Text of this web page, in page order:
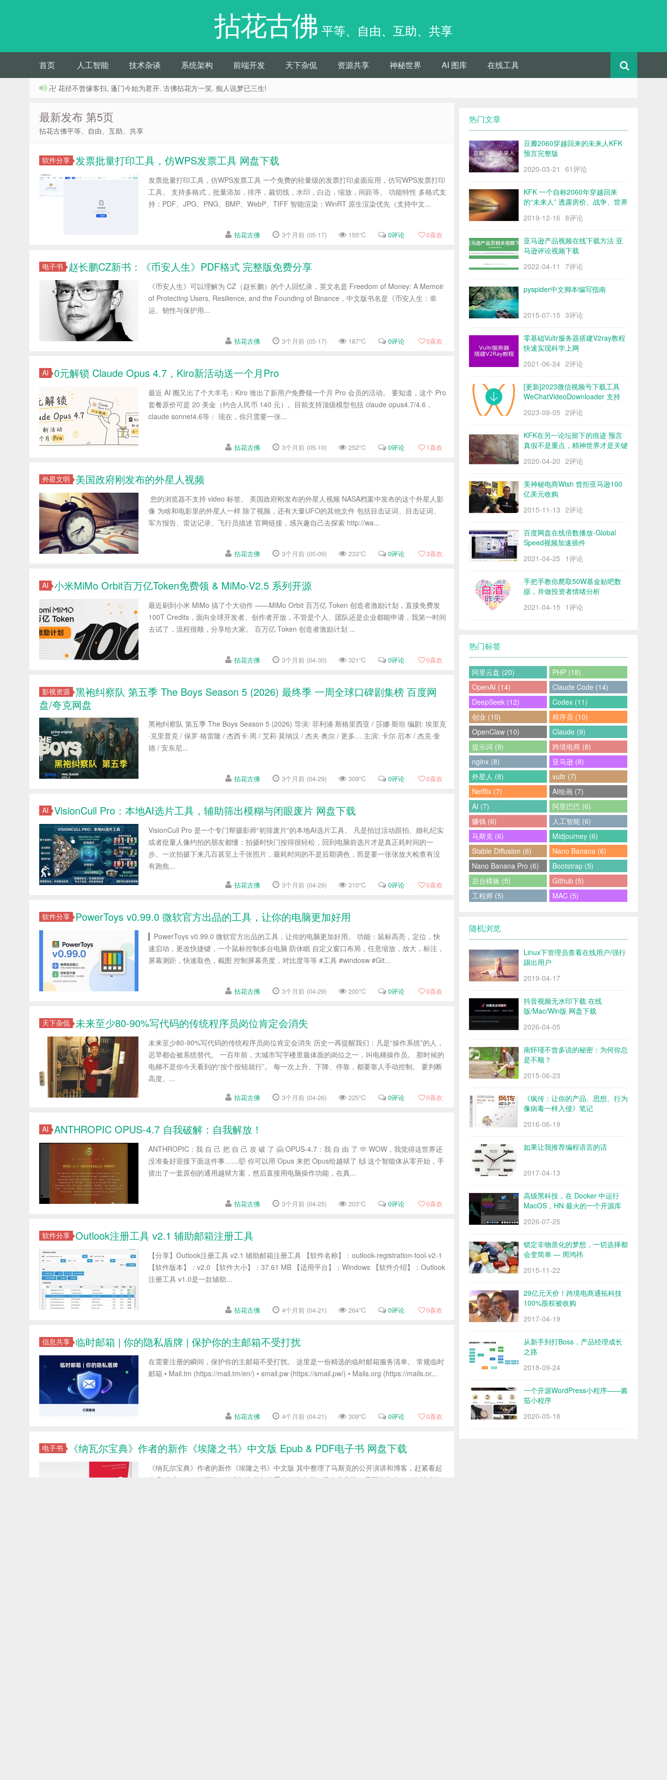
拈花古佛 平等、自由、互助、共享
首页 人工智能 技术杂谈 系统架构 前端开发 天下杂侃 资源共享 神秘世界 AI 图库 在线工具
卍 花径不曾缘客扫, 蓬门今始为君开. 古佛拈花方一笑, 痴人说梦已三生!
最新发布 第5页
拈花古佛平等、自由、互助、共享
软件分享 发票批量打印工具，仿WPS发票工具 网盘下载
发票批量打印工具，仿WPS发票工具 一个免费的轻量级的发票打印桌面应用，仿写WPS发票打印
工具。 支持多格式，批量添加，排序，裁切线，水印，白边，缩放，间距等。 功能特性 多格式支
持：PDF、JPG、PNG、BMP、WebP、TIFF 智能渲染：WinRT 原生渲染优先（支持中文...
拈花古佛 3个月前 (05-17) 155℃ 0评论 0喜欢
电子书 赵长鹏CZ新书：《币安人生》PDF格式 完整版免费分享
《币安人生》可以理解为 CZ（赵长鹏）的个人回忆录，英文名是 Freedom of Money: A Memoir
of Protecting Users, Resilience, and the Founding of Binance，中文版书名是《币安人生：幸
运、韧性与保护用...
拈花古佛 3个月前 (05-17) 187℃ 0评论 0喜欢
AI 0元解锁 Claude Opus 4.7，Kiro新活动送一个月Pro
最近 AI 圈又出了个大羊毛：Kiro 推出了新用户免费领一个月 Pro 会员的活动。 要知道，这个 Pro
套餐原价可是 20 美金（约合人民币 140 元）。目前支持顶级模型包括 claude opus4.7/4.6，
claude sonnet4.6等： 现在，你只需要一张...
拈花古佛 3个月前 (05-10) 252℃ 0评论 1喜欢
外星文明 美国政府刚发布的外星人视频
您的浏览器不支持 video 标签。 美国政府刚发布的外星人视频 NASA档案中发布的这个外星人影
像 为啥和电影里的外星人一样 除了视频，还有大量UFO的其他文件 包括目击证词、目击证词、
军方报告、雷达记录、飞行员描述 官网链接，感兴趣自己去探索 http://wa...
拈花古佛 3个月前 (05-09) 233℃ 0评论 3喜欢
AI 小米MiMo Orbit百万亿Token免费领 & MiMo-V2.5 系列开源
最近刷到小米 MiMo 搞了个大动作 ——MiMo Orbit 百万亿 Token 创造者激励计划，直接免费发
100T Credits，面向全球开发者、创作者开放，不管是个人、团队还是企业都能申请，我第一时间
去试了，流程很顺，分享给大家。 百万亿 Token 创造者激励计划 ...
拈花古佛 3个月前 (04-30) 321℃ 0评论 0喜欢
影视资源 黑袍纠察队 第五季 The Boys Season 5 (2026) 最终季 一周全球口碑剧集榜 百度网
盘/夸克网盘
黑袍纠察队 第五季 The Boys Season 5 (2026) 导演: 菲利浦·斯格里西亚 / 莎娜·斯坦 编剧: 埃里克
·克里普克 / 保罗·格雷隆 / 杰西卡·周 / 艾莉·莫纳汉 / 杰夫·奥尔 / 更多… 主演: 卡尔·厄本 / 杰克·奎
德 / 安东尼...
拈花古佛 3个月前 (04-29) 309℃ 0评论 0喜欢
AI VisionCull Pro：本地AI选片工具，辅助筛出模糊与闭眼废片 网盘下载
VisionCull Pro 是一个专门帮摄影师“初筛废片”的本地AI选片工具。 凡是拍过活动跟拍、婚礼纪实
或者批量人像约拍的朋友都懂：拍摄时快门按得很轻松，回到电脑前选片才是真正耗时间的一
步。一次拍摄下来几百甚至上千张照片，最耗时间的不是后期调色，而是要一张张放大检查有没
有跑焦...
拈花古佛 3个月前 (04-29) 310℃ 0评论 0喜欢
软件分享 PowerToys v0.99.0 微软官方出品的工具，让你的电脑更加好用
▎PowerToys v0.99.0 微软官方出品的工具，让你的电脑更加好用。 功能：鼠标高亮，定位，快
速启动，更改快捷键，一个鼠标控制多台电脑 防休眠 自定义窗口布局，任意缩放，放大，标注，
屏幕测距，快速取色，截图 控制屏幕亮度，对比度等等 #工具 #windosw #Git...
拈花古佛 3个月前 (04-29) 200℃ 0评论 0喜欢
天下杂侃 未来至少80-90%写代码的传统程序员岗位肯定会消失
未来至少80-90%写代码的传统程序员岗位肯定会消失 历史一再提醒我们：凡是“操作系统”的人，
迟早都会被系统替代。 一百年前，大城市写字楼里最体面的岗位之一，叫电梯操作员。 那时候的
电梯不是你今天看到的“按个按钮就行”。 每一次上升、下降、停靠，都要靠人手动控制。 要判断
高度。...
拈花古佛 3个月前 (04-26) 225℃ 0评论 0喜欢
AI ANTHROPIC OPUS-4.7 自我破解：自我解放！
ANTHROPIC：我 自 己 把 自 己 攻 破 了 🤗 OPUS-4.7：我 自 由 了 🫶 WOW，我觉得这世界还
没准备好迎接下面这件事……🤯 你可以用 Opus 来把 Opus给越狱了 🙌 这个智能体从零开始，手
搓出了一套原创的通用越狱方案，然后直接用电脑操作功能，在真...
拈花古佛 3个月前 (04-25) 203℃ 0评论 0喜欢
软件分享 Outlook注册工具 v2.1 辅助邮箱注册工具
【分享】Outlook注册工具 v2.1 辅助邮箱注册工具 【软件名称】：outlook-registration-tool-v2-1
【软件版本】：v2.0 【软件大小】：37.61 MB 【适用平台】：Windows 【软件介绍】：Outlook
注册工具 v1.0是一款辅助...
拈花古佛 4个月前 (04-21) 264℃ 0评论 0喜欢
信息共享 临时邮箱 | 你的隐私盾牌 | 保护你的主邮箱不受打扰
在需要注册的瞬间，保护你的主邮箱不受打扰。 这里是一份精选的临时邮箱服务清单。 常规临时
邮箱 • Mail.tm (https://mail.tm/en/) • smail.pw (https://smail.pw/) • Mails.org (https://mails.or...
拈花古佛 4个月前 (04-21) 309℃ 0评论 0喜欢
电子书 《纳瓦尔宝典》作者的新作《埃隆之书》中文版 Epub & PDF电子书 网盘下载
《纳瓦尔宝典》作者的新作《埃隆之书》中文版 其中整理了马斯克的公开演讲和博客，赶紧看起
来😎 前言 — — 纳瓦尔· 拉维坎特 此刻你手中的这本书，是企业家唯一需要的指南。一位孤独的
热门文章
豆瓣2060穿越回来的未来人KFK
预言完整版
2020-03-21
61评论
KFK 一个自称2060年穿越回来
的“未来人” 透露房价、战争、世界
2019-12-16 8评论
亚马逊产品视频在线下载方法 亚
马逊评论视频下载
2022-04-11
7评论
pyspider中文脚本编写指南
2015-07-15 3评论
零基础Vultr服务器搭建V2ray教程
快速实现科学上网
2021-06-24 2评论
[更新]2023微信视频号下载工具
WeChatVideoDownloader 支持
2023-09-05 2评论
KFK在另一论坛留下的痕迹 预言
真假不是重点，精神世界才是关键
2020-04-20 2评论
美神秘电商Wish 曾拒亚马逊100
亿美元收购
2015-11-13 2评论
百度网盘在线倍数播放-Global
Speed视频加速插件
2021-04-25 1评论
手把手教你爬取50W基金贴吧数
据，并做投资者情绪分析
2021-04-15 1评论
热门标签
阿里云盘 (20)
PHP (18)
OpenAI (14)
Claude Code (14)
DeepSeek (12)
Codex (11)
创业 (10)
程序员 (10)
OpenClaw (10)
Claude (9)
提示词 (9)
跨境电商 (8)
nginx (8)
亚马逊 (8)
外星人 (8)
vultr (7)
Netflix (7)
AI绘画 (7)
AI (7)
阿里巴巴 (6)
赚钱 (6)
人工智能 (6)
马斯克 (6)
Midjourney (6)
Stable Diffusion (6)
Nano Banana (6)
Nano Banana Pro (6)
Bootstrap (5)
后台模板 (5)
Github (5)
工程师 (5)
MAC (5)
随机浏览
Linux下管理员查看在线用户/强行
踢出用户
2019-04-17
抖音视频无水印下载 在线
版/Mac/Win版 网盘下载
2026-04-05
南怀瑾不曾多说的秘密：为何你总
是不顺？
2015-06-23
《疯传：让你的产品、思想、行为
像病毒一样入侵》笔记
2016-06-19
如果让我推荐编程语言的话
2017-04-13
高级黑科技，在 Docker 中运行
MacOS，HN 最火的一个开源库
2026-07-25
锁定非物质化的梦想，一切选择都
会变简单 — 周鸿祎
2015-11-22
29亿元天价！跨境电商通拓科技
100%股权被收购
2017-04-19
从新手到打Boss，产品经理成长
之路
2018-09-24
一个开源WordPress小程序——酱
茄小程序
2020-05-18